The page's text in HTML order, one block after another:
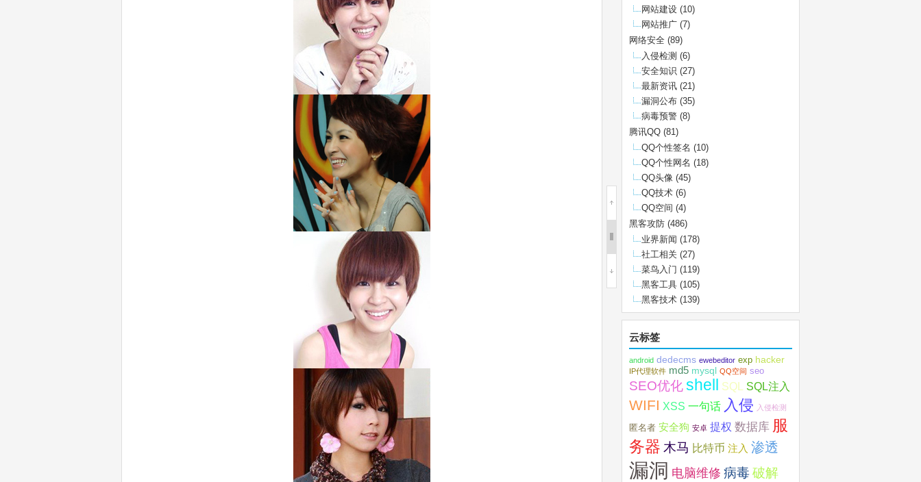
网站建设 (10)
网站推广 (7)
网络安全 (89)
入侵检测 (6)
安全知识 (27)
最新资讯 (21)
漏洞公布 (35)
病毒预警 (8)
腾讯QQ (81)
QQ个性签名 (10)
QQ个性网名 (18)
QQ头像 (45)
QQ技术 (6)
QQ空间 (4)
黑客攻防 (486)
业界新闻 (178)
社工相关 (27)
菜鸟入门 (119)
黑客工具 (105)
黑客技术 (139)
云标签
android dedecms ewebeditor exp hacker
IP代理软件 md5 mysql QQ空间 seo
SEO优化shell SQL SQL注入
WIFI XSS 一句话 入侵 入侵检测
匿名者 安全狗 安卓 提权 数据库 服
务器 木马 比特币 注入 渗透
漏洞 电脑维修 病毒破解